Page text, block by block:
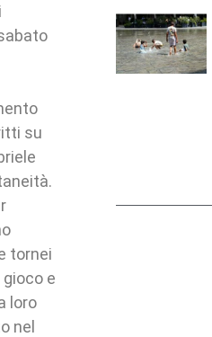
su
tornei
e
loro
nel